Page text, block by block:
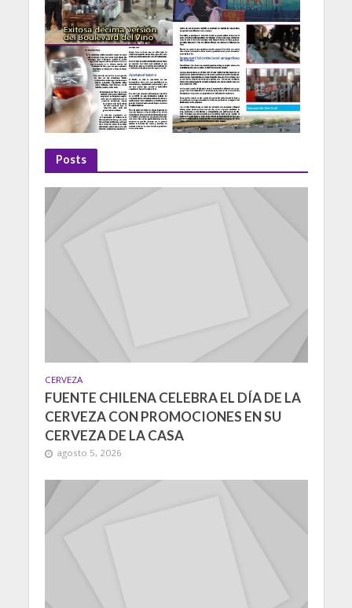
Posts
CERVEZA
FUENTE CHILENA CELEBRA EL DÍA DE LA
CERVEZA CON PROMOCIONES EN SU
CERVEZA DE LA CASA
agosto 5, 2026